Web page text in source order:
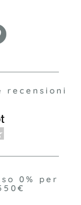
recensioni
0% per